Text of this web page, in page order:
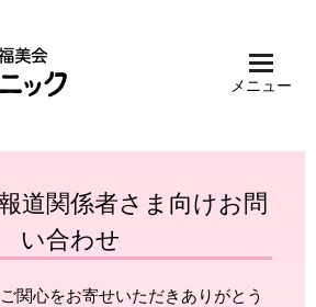
メニュー
道関係者さま向けお問
い合わせ
関心をお寄せいただきありがとう